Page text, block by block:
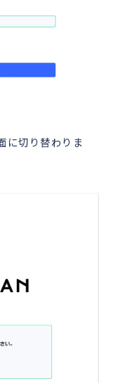
に切り替わりま